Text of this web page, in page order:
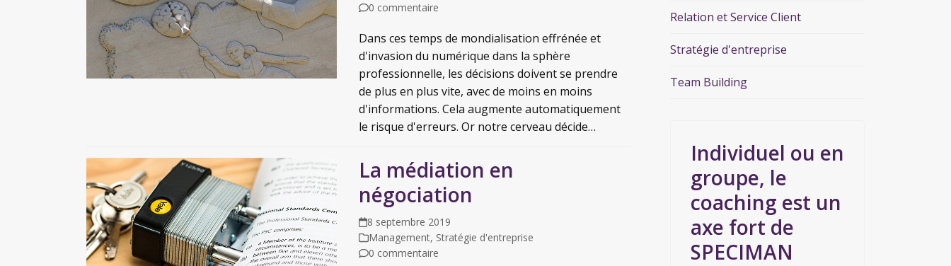
0 commentaire
Dans ces temps de mondialisation effrénée et
d'invasion du numérique dans la sphère
professionnelle, les décisions doivent se prendre
de plus en plus vite, avec de moins en moins
d'informations. Cela augmente automatiquement
le risque d'erreurs. Or notre cerveau décide…
La médiation en
négociation
8 septembre 2019
Management, Stratégie d'entreprise
0 commentaire
Relation et Service Client
Stratégie d'entreprise
Team Building
Individuel ou en
groupe, le
coaching est un
axe fort de
SPECIMAN